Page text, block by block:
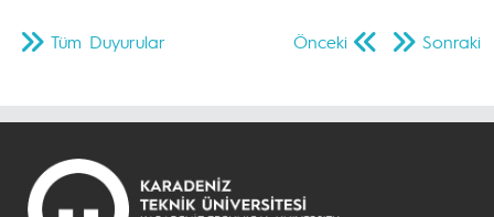
Önceki Sonraki
Tüm Duyurular